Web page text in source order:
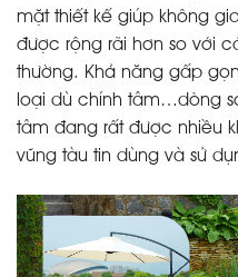
mặt thiết kế giúp không
được rộng rãi hơn so với
thường. Khả năng gấp
loại dù chính tâm…dòng
tâm đang rất được nhiều
vũng tàu tin dùng và sử